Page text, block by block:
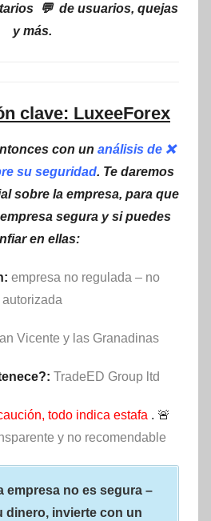
💬 de usuarios, quejas
y más.
clave: LuxeeForex
con un análisis de ❌
su seguridad. Te daremos
sobre la empresa, para que
segura y si puedes
en ellas:
empresa no regulada – no
autorizada
Vicente y las Granadinas
TradeED Group ltd
todo indica estafa . 🚨
y no recomendable
empresa no es segura –
dinero, invierte con un